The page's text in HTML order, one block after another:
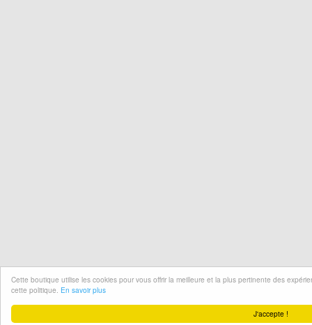
J'accepte !
Cette boutique utilise les cookies pour vous offrir la meilleure et la plus pertinente des
cette politique. En savoir plus